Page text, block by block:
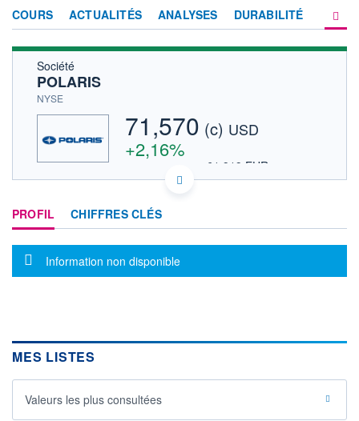
COURS ACTUALITÉS ANALYSES DURABILITÉ
HISTORIQUE
ACTIONNAIRES
Société
POLARIS
NYSE
71,570 (c) USD
+2,16%
61,919 EUR
DONNÉES TEMPS DIFFÉRÉ
Politique d'exécution
69,880
PROFIL CHIFFRES CLÉS
Message d'information
Information non disponible
MES LISTES
Valeurs les plus consultées